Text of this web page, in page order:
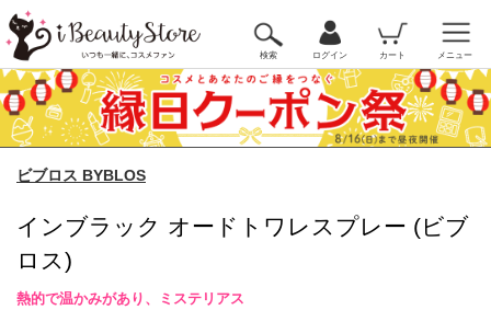
検索 ログイン カート メニュー
ビブロス BYBLOS
インブラック オードトワレスプレー (ビブ
ロス)
熱的で温かみがあり、ミステリアス